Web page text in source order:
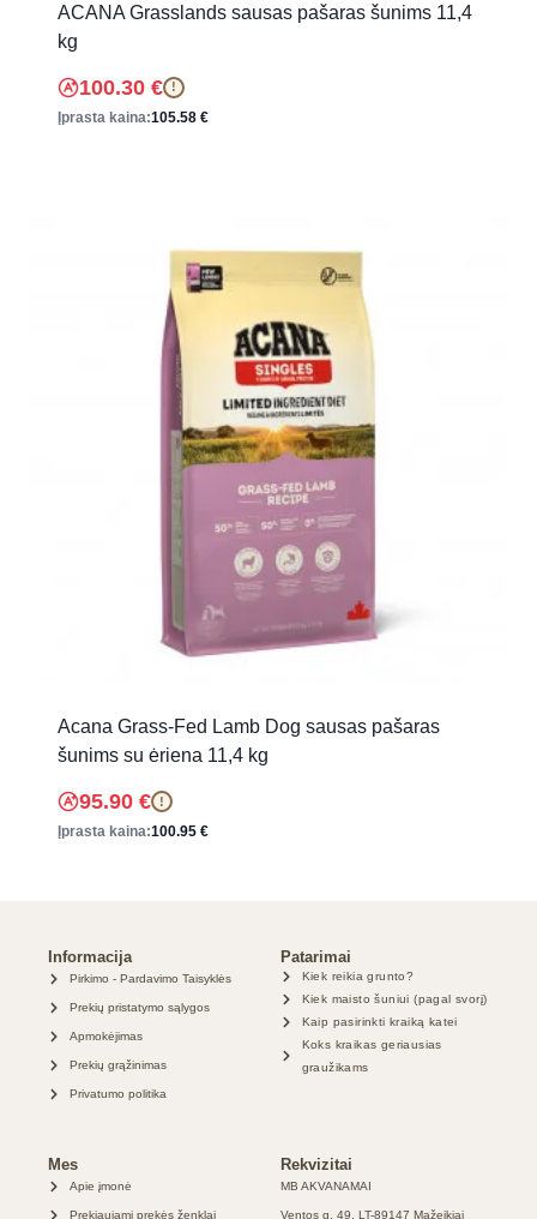
ACANA Grasslands sausas pašaras šunims 11,4
kg
100.30 € !
Įprasta kaina:105.58 €
Acana Grass-Fed Lamb Dog sausas pašaras
šunims su ėriena 11,4 kg
95.90 € !
Įprasta kaina:100.95 €
Informacija
Pirkimo - Pardavimo Taisyklės
Prekių pristatymo sąlygos
Apmokėjimas
Prekių grąžinimas
Privatumo politika
Patarimai
Kiek reikia grunto?
Kiek maisto šuniui (pagal svorį)
Kaip pasirinkti kraiką katei
Koks kraikas geriausias
graužikams
Mes
Apie įmonė
Prekiaujami prekės ženklai
Rekvizitai
MB AKVANAMAI
Ventos g. 49, LT-89147 Mažeikiai